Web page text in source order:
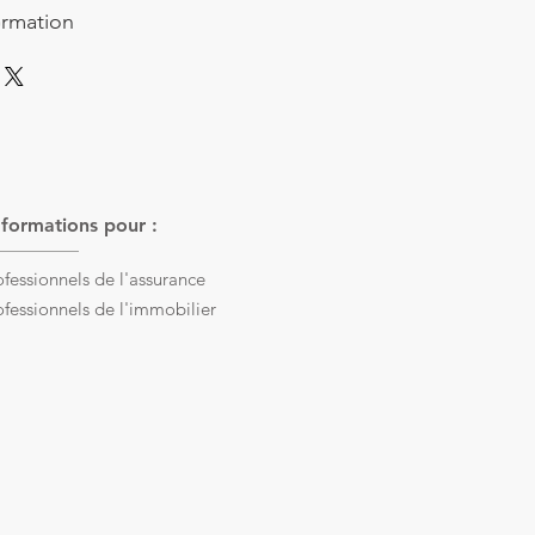
pour :
de l'assurance
de l'immobilier